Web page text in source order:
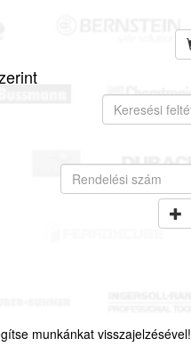
munkánkat visszajelzésével!